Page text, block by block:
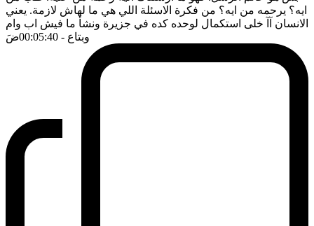
ايه؟ يرحمه من ايه؟ من فكرة الاسئلة اللي هي ما لهاش لازمة. يعني
الانسان آآ خلى استكمال لوحده كده في جزيرة ونشأ ما فيش اب وام
وبتاع - 00:05:40 ضَ